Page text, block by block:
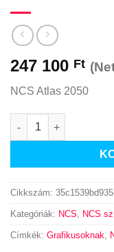
247 100 Ft
NCS Atlas 2050
NCS Atlas 2050
Cikkszám:
Kategóriák: NCS, NCS
Címkék: Grafikusoknak,